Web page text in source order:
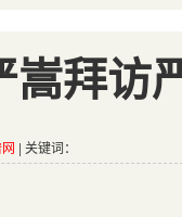
嵩拜访
| 关键词：